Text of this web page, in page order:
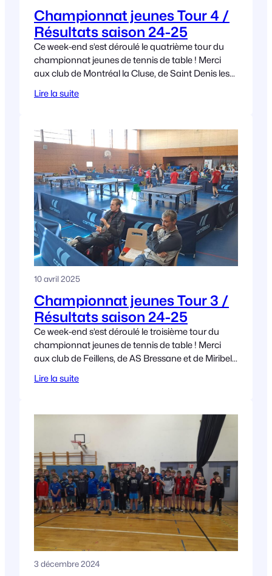
Championnat jeunes Tour 4 /
Résultats saison 24-25
Ce week-end s’est déroulé le quatrième tour du
championnat jeunes de tennis de table ! Merci
aux club de Montréal la Cluse, de Saint Denis les
Lire la suite
10 avril 2025
Championnat jeunes Tour 3 /
Résultats saison 24-25
Ce week-end s’est déroulé le troisième tour du
championnat jeunes de tennis de table ! Merci
aux club de Feillens, de AS Bressane et de Miribel,
Lire la suite
3 décembre 2024